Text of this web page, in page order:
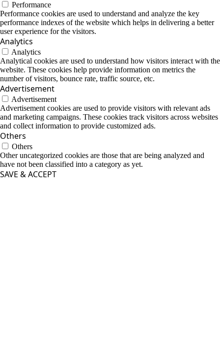
Performance
Performance cookies are used to understand and analyze the key
performance indexes of the website which helps in delivering a better
user experience for the visitors.
Analytics
Analytics
Analytical cookies are used to understand how visitors interact with the
website. These cookies help provide information on metrics the
number of visitors, bounce rate, traffic source, etc.
Advertisement
Advertisement
Advertisement cookies are used to provide visitors with relevant ads
and marketing campaigns. These cookies track visitors across websites
and collect information to provide customized ads.
Others
Others
Other uncategorized cookies are those that are being analyzed and
have not been classified into a category as yet.
SAVE & ACCEPT